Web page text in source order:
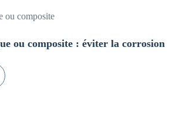
ou composite : éviter la corrosion